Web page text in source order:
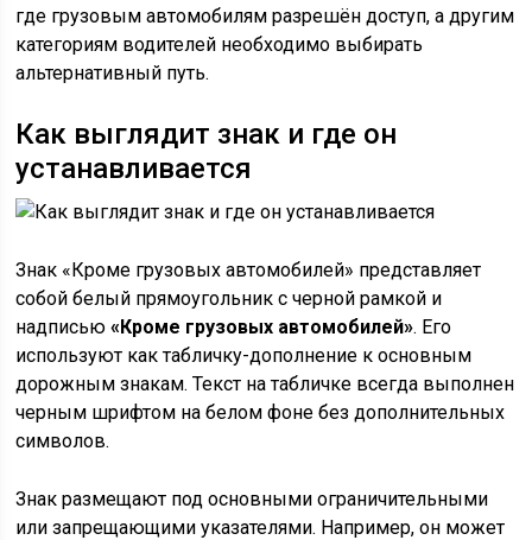
где грузовым автомобилям разрешён доступ, а другим
категориям водителей необходимо выбирать
альтернативный путь.
Как выглядит знак и где он
устанавливается
Знак «Кроме грузовых автомобилей» представляет
собой белый прямоугольник с черной рамкой и
надписью«Кроме грузовых автомобилей». Его
используют как табличку-дополнение к основным
дорожным знакам. Текст на табличке всегда выполнен
черным шрифтом на белом фоне без дополнительных
символов.
Знак размещают под основными ограничительными
или запрещающими указателями. Например, он может